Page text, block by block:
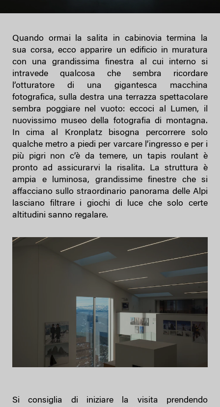
Quando ormai la salita in cabinovia termina la
sua corsa, ecco apparire un edificio in muratura
con una grandissima finestra al cui interno si
intravede qualcosa che sembra ricordare
l’otturatore di una gigantesca macchina
fotografica, sulla destra una terrazza spettacolare
sembra poggiare nel vuoto: eccoci al Lumen, il
nuovissimo museo della fotografia di montagna.
In cima al Kronplatz bisogna percorrere solo
qualche metro a piedi per varcare l’ingresso e per i
più pigri non c’è da temere, un tapis roulant è
pronto ad assicurarvi la risalita. La struttura è
ampia e luminosa, grandissime finestre che si
affacciano sullo straordinario panorama delle Alpi
lasciano filtrare i giochi di luce che solo certe
altitudini sanno regalare.
Si consiglia di iniziare la visita prendendo